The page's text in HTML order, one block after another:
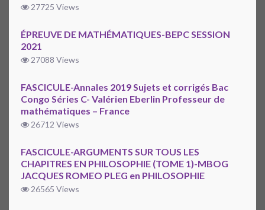
27725 Views
ÉPREUVE DE MATHÉMATIQUES-BEPC SESSION
2021
27088 Views
FASCICULE-Annales 2019 Sujets et corrigés Bac
Congo Séries C- Valérien Eberlin Professeur de
mathématiques – France
26712 Views
FASCICULE-ARGUMENTS SUR TOUS LES
CHAPITRES EN PHILOSOPHIE (TOME 1)-MBOG
JACQUES ROMEO PLEG en PHILOSOPHIE
26565 Views